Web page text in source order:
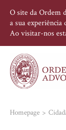
O site da Ordem
a sua experiência
Ao visitar-nos
Homepage